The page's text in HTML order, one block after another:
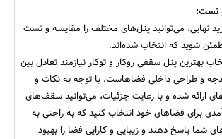
تست:​​​​​​​
نهایی، می‌توانید پنل‌های مختلف را مقایسه و تست
شوید که انتخاب شده‌اند.
بهترین پنل سقفی روکار و توکار نیازمند تعادل بین
و طراحی داخلی فضاهاست. با توجه به نکات و
ارائه شده و با رعایت جزئیات، می‌توانید سقف‌های
برای فضاهای خود انتخاب کنید که به راحتی به
شما پاسخ دهند و زیبایی و کارایی فضا را بهبود